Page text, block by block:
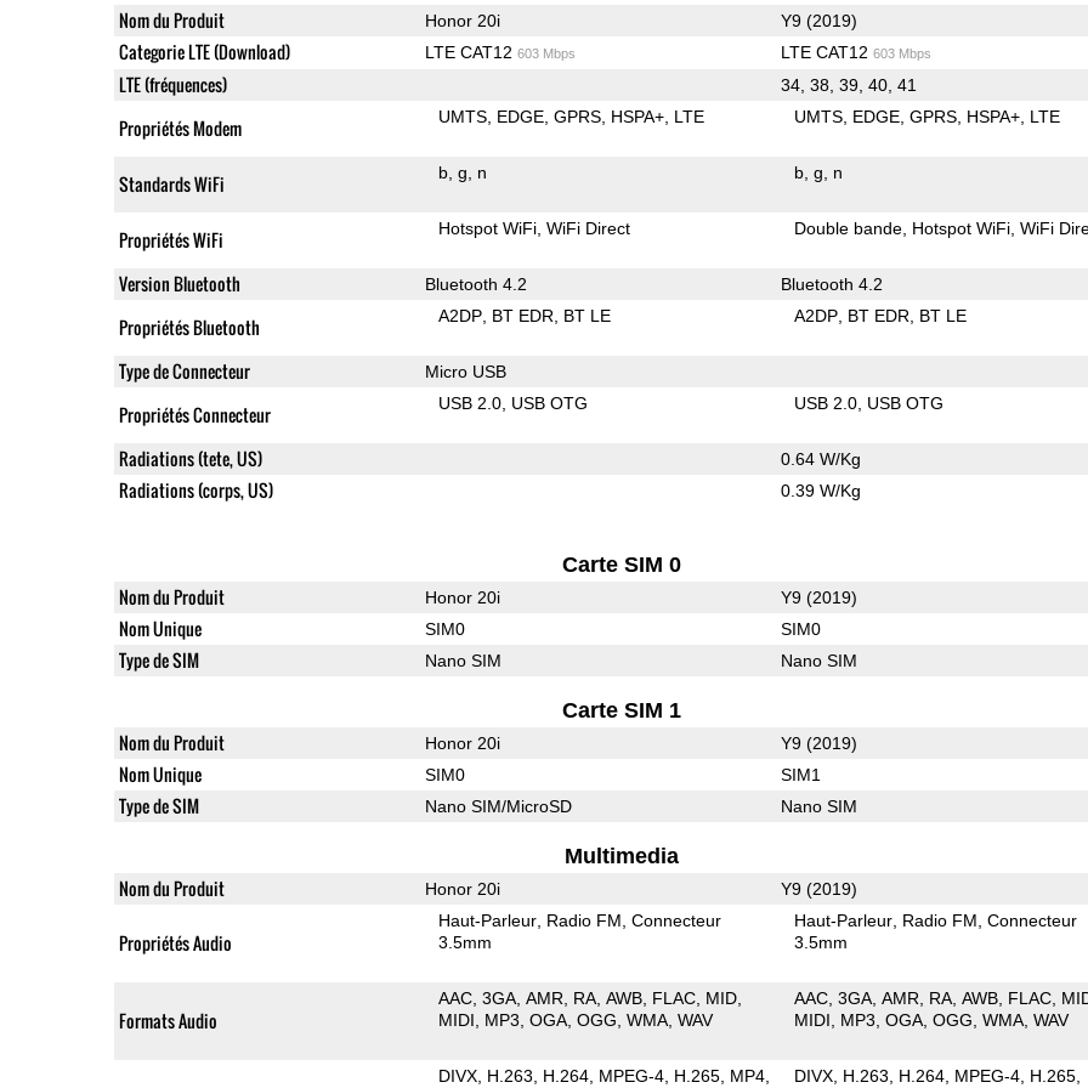
Nom du Produit Honor 20i Y9 (2019)
Categorie LTE (Download) LTE CAT12 603 Mbps LTE CAT12 603 Mbps
LTE (fréquences) 34, 38, 39, 40, 41
Propriétés Modem UMTS EDGE GPRS HSPA+ LTE UMTS EDGE GPRS HSPA+ LTE
Standards WiFi b g n b g n
Propriétés WiFi Hotspot WiFi WiFi Direct Double bande Hotspot WiFi WiFi
Version Bluetooth Bluetooth 4.2 Bluetooth 4.2
Propriétés Bluetooth A2DP BT EDR BT LE A2DP BT EDR BT LE
Type de Connecteur Micro USB
Propriétés Connecteur USB 2.0 USB OTG USB 2.0 USB OTG
Radiations (tete, US) 0.64 W/Kg
Radiations (corps, US) 0.39 W/Kg
Carte SIM 0
Nom du Produit Honor 20i Y9 (2019)
Nom Unique SIM0 SIM0
Type de SIM Nano SIM Nano SIM
Carte SIM 1
Nom du Produit Honor 20i Y9 (2019)
Nom Unique SIM0 SIM1
Type de SIM Nano SIM/MicroSD Nano SIM
Multimedia
Nom du Produit Honor 20i Y9 (2019)
Propriétés Audio
Haut-Parleur Radio FM Connecteur
3.5mm
Haut-Parleur Radio FM Connecteur
3.5mm
Formats Audio
AAC 3GA AMR RA AWB FLAC MID
MIDI
MP3 OGA OGG WMA WAV
AAC 3GA AMR RA AWB FLAC
MIDI
MP3 OGA OGG WMA WAV
DIVX H.263 H.264 MPEG-4 H.265 MP4
DIVX H.263 H.264 MPEG-4 H.265